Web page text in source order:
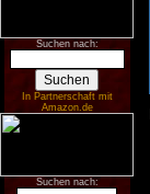
Suchen nach:
In Partnerschaft mit
Amazon.de
Suchen nach: